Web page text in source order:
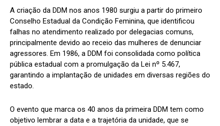
A criação da DDM nos anos 1980 surgiu a partir do primeiro
Conselho Estadual da Condição Feminina, que identificou
falhas no atendimento realizado por delegacias comuns,
principalmente devido ao receio das mulheres de denunciar
agressores. Em 1986, a DDM foi consolidada como política
pública estadual com a promulgação da Lei nº 5.467,
garantindo a implantação de unidades em diversas regiões do
estado.
O evento que marca os 40 anos da primeira DDM tem como
objetivo lembrar a data e a trajetória da unidade, que se